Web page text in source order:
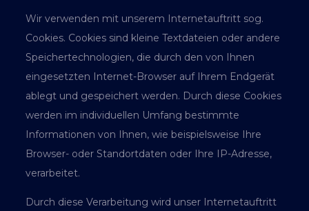
Wir verwenden mit unserem Internetauftritt sog.
Cookies. Cookies sind kleine Textdateien oder andere
Speichertechnologien, die durch den von Ihnen
eingesetzten Internet-Browser auf Ihrem Endgerät
ablegt und gespeichert werden. Durch diese Cookies
werden im individuellen Umfang bestimmte
Informationen von Ihnen, wie beispielsweise Ihre
Browser- oder Standortdaten oder Ihre IP-Adresse,
verarbeitet.
Durch diese Verarbeitung wird unser Internetauftritt